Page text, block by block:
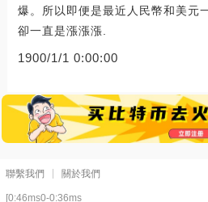
爆。所以即便是最近人民幣和美元
卻一直是漲漲漲.
1900/1/1 0:00:00
聯繫我們 關於我們
[0:46ms0-0:36ms